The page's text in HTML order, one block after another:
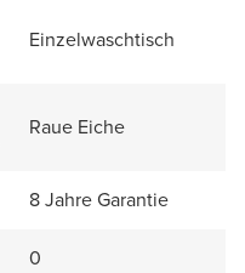
Einzelwaschtisch
Raue Eiche
8 Jahre Garantie
0